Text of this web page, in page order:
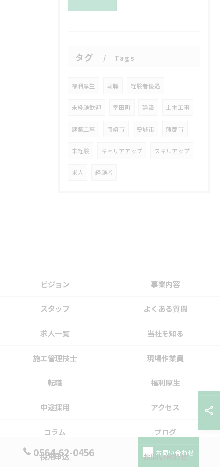
タグ Tags
福利厚生 転職 経験者優遇
未経験歓迎 幸田町 建設 土木工事
建築工事 岡崎市 安城市 蒲郡市
未経験 キャリアアップ スキルアップ
求人 経験者
0564-62-0456 お問い合わせ
ビジョン 事業内容
スタッフ よくある質問
求人一覧 当社を知る
施工管理技士 現場作業員
転職 福利厚生
中途採用 アクセス
コラム ブログ
採用申込 お問い合わせ